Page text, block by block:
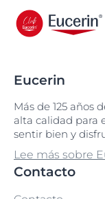
Eucerin
Más de 125 años
alta calidad para
sentir bien y
Lee más sobre
Contacto